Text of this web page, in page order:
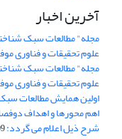
آخرین اخبار
علوم تحقیقات و فناوری
علوم تحقیقات و فناوری
اولین همایش مطالعات
اهم محورها و اهداف
شرح ذیل اعلام می گردد: